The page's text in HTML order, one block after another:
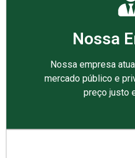
Nossa
Nossa empresa
mercado público e
preço justo